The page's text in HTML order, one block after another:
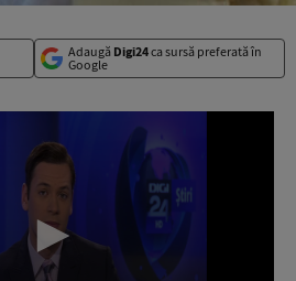
Adaugă Digi24ca sursă preferată în
Google